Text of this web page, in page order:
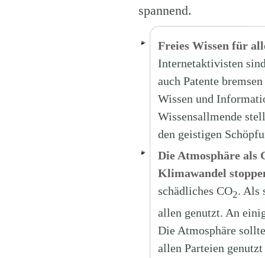
spannend.
Freies Wissen für
Internetaktivisten
auch Patente
Wissen und
Wissensallmende
den geistigen
Die Atmosphäre als
Klimawandel
schädliches CO2. Als
allen genutzt. An
Die Atmosphäre
allen Parteien